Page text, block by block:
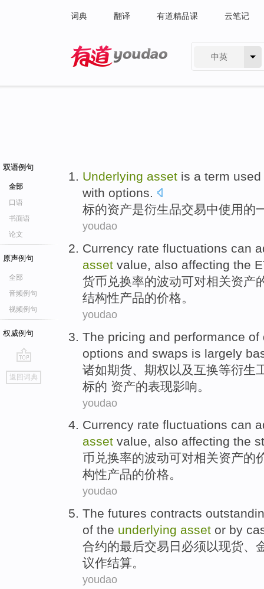
词典 翻译 有道精品课 云笔记
中英
双语例句
全部
口语
书面语
论文
原声例句
全部
音频例句
视频例句
权威例句
go
top
返回词典
Underlying asset is a term used
with options.
标的资产是衍生品交易中使用的
youdao
Currency rate fluctuations can
asset value, also affecting the
货币 兑换率的波动可对相关资产
结构性产品的价格。
youdao
The pricing and performance of
options and swaps is largely
诸如期货 期权 以及互换等衍生
标的 资产的表现影响。
youdao
Currency rate fluctuations can
asset value, also affecting the
币 兑换率的波动可对相关资产的
构性产品的价格。
youdao
The futures contracts
of the underlying asset or by
合约的最后交易日 必须以现货、
议作结算。
youdao